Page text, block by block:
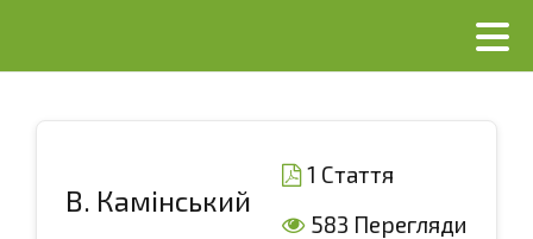
В. Камінський
1 Стаття
583 Перегляди